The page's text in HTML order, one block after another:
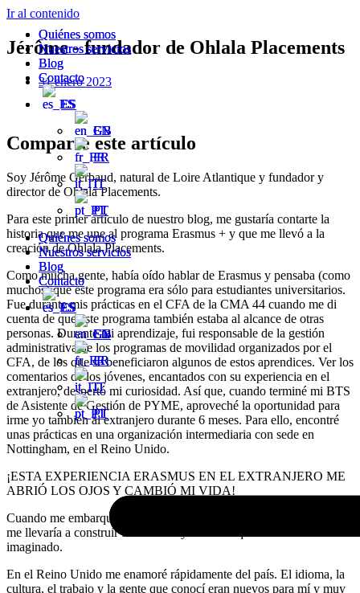
Ir al contenido
Quiénes somos
Nuestros servicios
Blog
Contacto
ES
EN
FR
IT
PT
Quiénes somos
Nuestros servicios
Blog
Contacto
ES
EN
FR
IT
PT
Quiénes somos
Nuestros servicios
Blog
Contacto
ES
EN
FR
IT
PT
Quiénes somos
Nuestros servicios
Blog
Contacto
ES
EN
FR
IT
PT
Jérôme - fundador de Ohlala Placements
31 enero 2023
Comparte este artículo
Soy Jérôme Gerbaud, natural de Loire Atlantique y fundador y
director de Ohlala Placements.
Para este primer artículo de nuestro blog, me gustaría contarte la
historia que me une al programa Erasmus + y que me llevó a la
creación de Ohlala Placements.
Como mucha gente, había oído hablar de Erasmus y pensaba (como
muchos) que este programa era sólo para estudiantes universitarios.
Fue durante mis prácticas en el CFA de la CMA 44 cuando me di
cuenta de que este programa también estaba al alcance de otras
personas. Durante mi aprendizaje, fui responsable de la gestión
administrativa de los programas de movilidad organizados por el
CFA, de los que se beneficiaron algunos de estos aprendices. Ver los
comentarios de los jóvenes, encantados con su experiencia en el
extranjero, despertó mi curiosidad. Así que, cuando terminé mi BTS
de Asistente de Gestión de PYME, aproveché la oportunidad para
irme yo también al extranjero durante 6 meses. Para ello, encontré
unas prácticas en una organización intermediaria con sede en
Nottingham, en el Reino Unido.
¡ESTA EXPERIENCIA ERASMUS EN EL EXTRANJERO ME
ABRIÓ LOS OJOS Y CAMBIÓ MI VIDA!
Cuando me embarqué en esta experiencia, no tenía ni idea de que
me llevaría a construir una carrera y una vida que nunca habría
imaginado.
En el Reino Unido me enamoré rápidamente del país. El idioma, la
cultura, el trabajo y la gente que conocí eran nuevos para mí y muy